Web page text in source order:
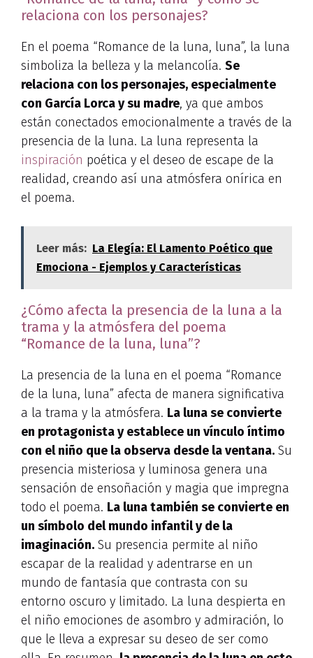
relaciona con los personajes?
En el poema “Romance de la luna, luna”, la luna
simboliza la belleza y la melancolía. Se
relaciona con los personajes, especialmente
con García Lorca y su madre, ya que ambos
están conectados emocionalmente a través de la
presencia de la luna. La luna representa la
inspiración poética y el deseo de escape de la
realidad, creando así una atmósfera onírica en
el poema.
Leer más: La Elegía: El Lamento Poético que
Emociona - Ejemplos y Características
¿Cómo afecta la presencia de la luna a la
trama y la atmósfera del poema
“Romance de la luna, luna”?
La presencia de la luna en el poema “Romance
de la luna, luna” afecta de manera significativa
a la trama y la atmósfera. La luna se convierte
en protagonista y establece un vínculo íntimo
con el niño que la observa desde la ventana. Su
presencia misteriosa y luminosa genera una
sensación de ensoñación y magia que impregna
todo el poema. La luna también se convierte en
un símbolo del mundo infantil y de la
imaginación. Su presencia permite al niño
escapar de la realidad y adentrarse en un
mundo de fantasía que contrasta con su
entorno oscuro y limitado. La luna despierta en
el niño emociones de asombro y admiración, lo
que le lleva a expresar su deseo de ser como